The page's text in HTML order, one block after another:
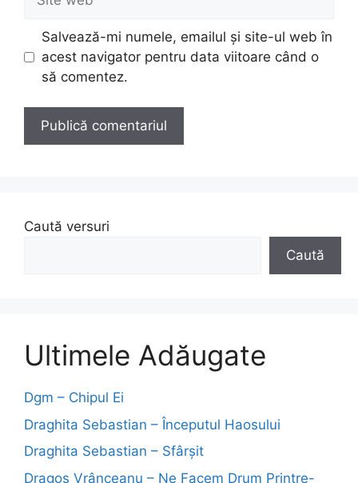
web
Salvează-mi numele, emailul și site-ul web în
acest navigator pentru data viitoare când o
să comentez.
Caută versuri
Caută
Ultimele Adăugate
Dgm – Chipul Ei
Draghita Sebastian – Începutul Haosului
Draghita Sebastian – Sfârșit
Dragoş Vrânceanu – Ne Facem Drum Printre-